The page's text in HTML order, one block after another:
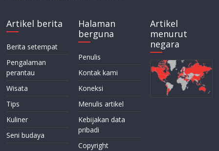
Artikel berita
Berita setempat
Pengalaman
perantau
Wisata
Tips
Kuliner
Seni budaya
Halaman
berguna
Penulis
Kontak kami
Koneksi
Menulis artikel
Kebijakan data
pribadi
Copyright
Artikel
menurut
negara